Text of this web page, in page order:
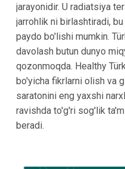
jarayonidir. U radiatsiya
jarrohlik ni birlashtiradi,
paydo bo'lishi mumkin.
davolash butun dunyo
qozonmoqda. Healthy
bo'yicha fikrlarni olish va
saratonini eng yaxshi
ravishda to'g'ri sog'lik
beradi.